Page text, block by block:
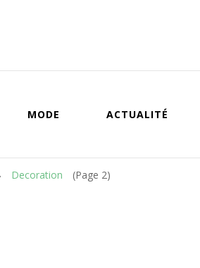
MODE ACTUALITÉ
Decoration (Page 2)